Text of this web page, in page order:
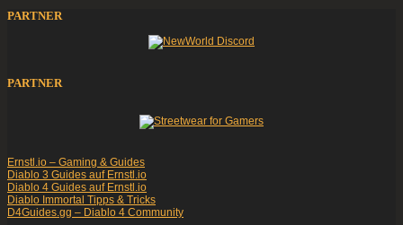
PARTNER
PARTNER
Ernstl.io – Gaming & Guides
Diablo 3 Guides auf Ernstl.io
Diablo 4 Guides auf Ernstl.io
Diablo Immortal Tipps & Tricks
D4Guides.gg – Diablo 4 Community